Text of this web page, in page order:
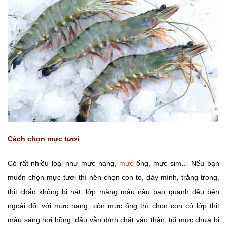
Cách chọn mực tươi
Có rất nhiều loại như mực nang, mực ống, mực sim… Nếu bạn
muốn chọn mực tươi thì nên chọn con to, dày mình, trắng trong,
thịt chắc không bị nát, lớp màng màu nâu bao quanh đều bên
ngoài đối với mực nang, còn mực ống thì chọn con có lớp thịt
màu sáng hơi hồng, đầu vẫn dính chặt vào thân, túi mực chưa bị